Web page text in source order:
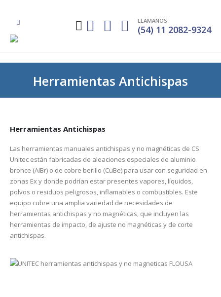
LLAMANOS
(54) 11 2082-9324
Herramientas Antichispas
Herramientas Antichispas
Las herramientas manuales antichispas y no magnéticas de CS
Unitec están fabricadas de aleaciones especiales de aluminio
bronce (AlBr) o de cobre berilio (CuBe) para usar con seguridad en
zonas Ex y donde podrían estar presentes vapores, líquidos,
polvos o residuos peligrosos, inflamables o combustibles. Este
equipo cubre una amplia variedad de necesidades de
herramientas antichispas y no magnéticas, que incluyen las
herramientas de impacto, de ajuste no magnéticas y de corte
antichispas.